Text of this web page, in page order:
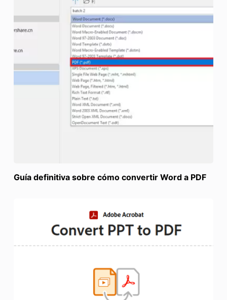
Guía definitiva sobre cómo convertir Word a PDF